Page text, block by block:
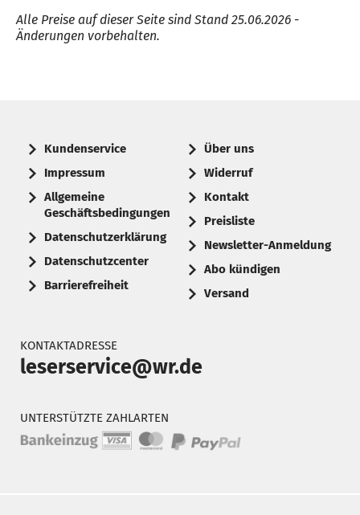
Alle Preise auf dieser Seite sind Stand 25.06.2026 -
Änderungen vorbehalten.
Kundenservice
Impressum
Allgemeine
Geschäftsbedingungen
Datenschutzerklärung
Datenschutzcenter
Barrierefreiheit
Über uns
Widerruf
Kontakt
Preisliste
Newsletter-Anmeldung
Abo kündigen
Versand
KONTAKTADRESSE
leserservice@wr.de
UNTERSTÜTZTE ZAHLARTEN